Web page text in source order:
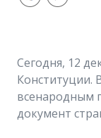
Сегодня, 12
Конституции.
всенародным
документ